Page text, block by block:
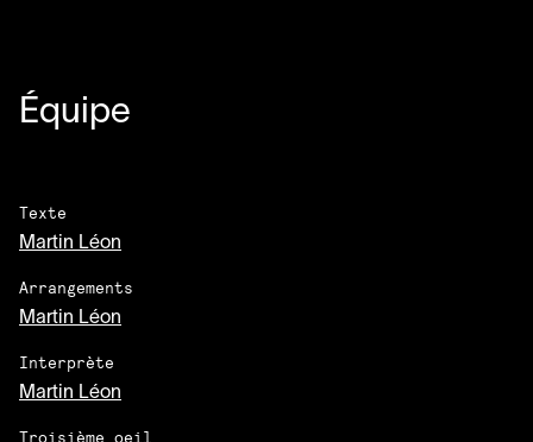
Équipe
Texte
Martin Léon
Arrangements
Martin Léon
Interprète
Martin Léon
Troisième oeil